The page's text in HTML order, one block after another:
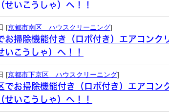
せいこうしゃ）へ！！
[京都市南区 ハウスクリーニング]
お掃除機能付き（ロボ付き）エアコンク
いこうしゃ）へ！！
[京都市下京区 ハウスクリーニング]
でお掃除機能付き（ロボ付き）エアコン
せいこうしゃ）へ！！